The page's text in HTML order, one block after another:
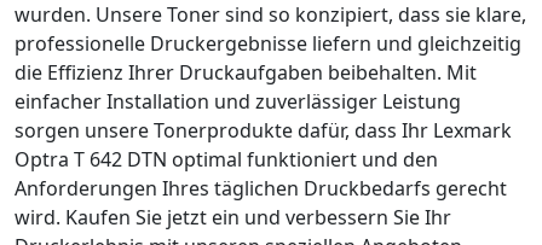
wurden. Unsere Toner sind so konzipiert, dass sie klare,
professionelle Druckergebnisse liefern und gleichzeitig
die Effizienz Ihrer Druckaufgaben beibehalten. Mit
einfacher Installation und zuverlässiger Leistung
sorgen unsere Tonerprodukte dafür, dass Ihr Lexmark
Optra T 642 DTN optimal funktioniert und den
Anforderungen Ihres täglichen Druckbedarfs gerecht
wird. Kaufen Sie jetzt ein und verbessern Sie Ihr